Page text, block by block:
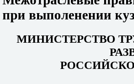
при выполенении
МИНИСТЕРСТВО